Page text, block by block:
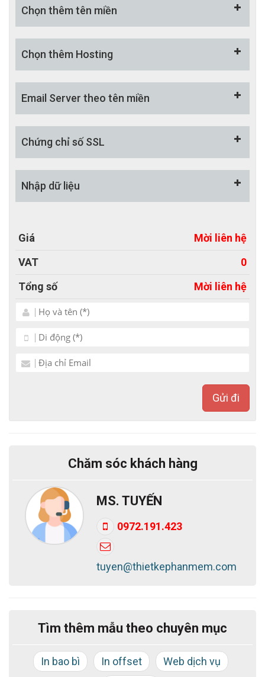
- Hệ thống quản trị đẹp mắt, thân thiện và dễ sử
dụng.
+ CMS quản trị sản phẩm
+ Sửa nhanh/ Tạm ẩn/ Xóa/ Khôi phục sản phẩm
+ Công cụ quản lý đơn hàng
+ Tùy chọn cho sản phẩm
+ Thuộc tính cho sản phẩm
+ Báo cáo / nhật ký hoạt động
- Thiết kế web Bắc Việt hỗ trợ nhập 20 bài viết sản
- Hỗ trợ design Banner/ Logo...
- Hỗ trợ kỹ thuật trọn đời qua Zalo, Facebook, Máy
tính - TeamView...
-Tốc độ load như nhanh chóng, chưa tới 2s/trang.
toàn làm chủ cuộc chơi thương trường của mình. Dễ
dàng thực hiện các chiến lược kinh doanh, quảng bá
và marketing cho sản phẩm dich vụ của mình. Với
ý tưởng cho trang web của bạn. Nếu bạn cần thiết kế
hệ với Bắc Việt theo hotline:
Tùng).
Chúc bạn thành công!
Chọn thêm tên miền
Chọn thêm Hosting
Email Server theo tên miền
Chứng chỉ số SSL
Nhập dữ liệu
Giá
Mời liên hệ
VAT
0
Tổng số
Mời liên hệ
Gửi đi
Chăm sóc khách hàng
MS. TUYẾN
0972.191.423
tuyen@thietkephanmem.com
Tìm thêm mẫu theo chuyên mục
In bao bì In offset
Web dịch vụ